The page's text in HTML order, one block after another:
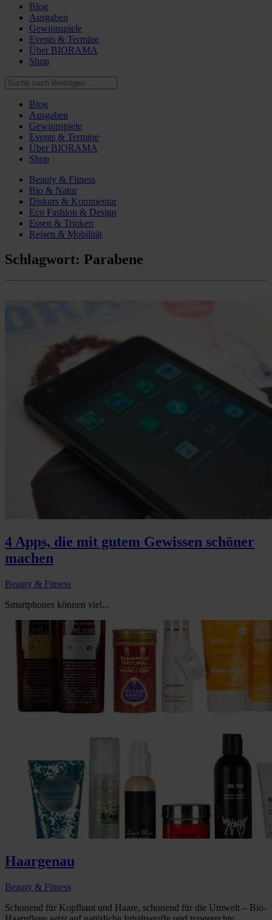
Blog
Ausgaben
Gewinnspiele
Events & Termine
Über BIORAMA
Shop
Blog
Ausgaben
Gewinnspiele
Events & Termine
Über BIORAMA
Shop
Beauty & Fitness
Bio & Natur
Diskurs & Kommentar
Eco Fashion & Design
Essen & Trinken
Reisen & Mobilität
Schlagwort: Parabene
4 Apps, die mit gutem Gewissen schöner
machen
Beauty & Fitness
Smartphones können viel...
Haargenau
Beauty & Fitness
Schonend für Kopfhaut und Haare, schonend für die Umwelt – Bio-